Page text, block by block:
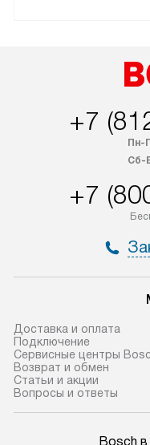
+7
Пн-
Сб-
+7
Доставка и оплата
Подключение
Сервисные центры
Возврат и обмен
Статьи и акции
Вопросы и ответы
Bosch